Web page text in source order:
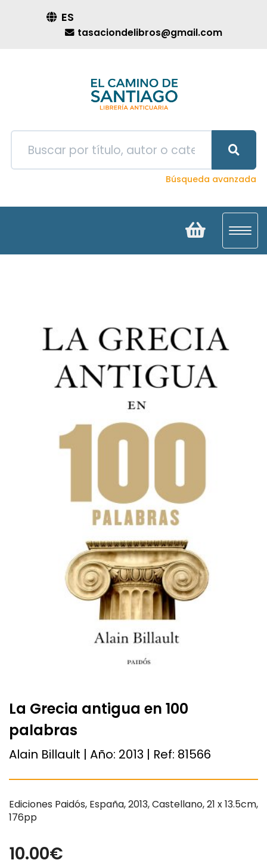
ES
tasaciondelibros@gmail.com
Búsqueda avanzada
La Grecia antigua en 100
palabras
Alain Billault | Año: 2013 | Ref: 81566
Ediciones Paidós, España, 2013, Castellano, 21 x 13.5cm,
176pp
10.00€